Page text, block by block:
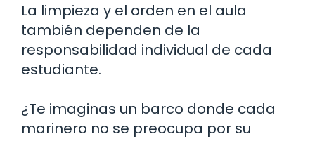
La limpieza y el orden en el aula
también dependen de la
responsabilidad individual de cada
estudiante.
¿Te imaginas un barco donde cada
marinero no se preocupa por su